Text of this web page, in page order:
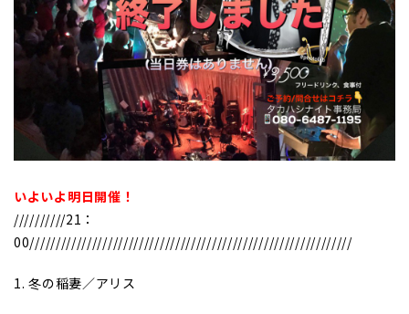
いよいよ明日開催！
//////////21：
00//////////////////////////////////////////////////////////////
1. 冬の稲妻／アリス